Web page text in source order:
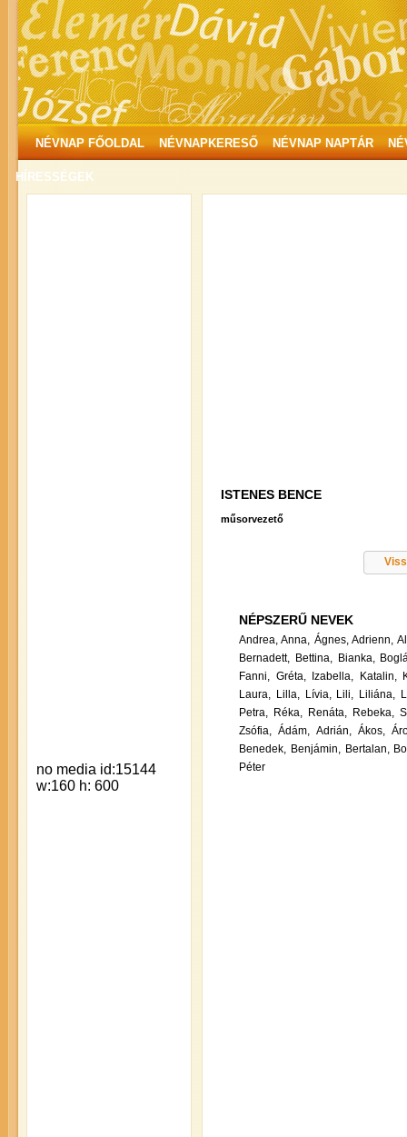
NÉVNAP FŐOLDAL NÉVNAPKERESŐ NÉVNAP NAPTÁR
HÍRESSÉGEK
ISTENES BENCE
műsorvezető
NÉPSZERŰ NEVEK
Andrea, Anna, Ágnes, Adrienn,
Bernadett, Bettina, Bianka,
Fanni, Gréta, Izabella, Katalin,
Laura, Lilla, Lívia, Lili, Liliána,
Petra, Réka, Renáta, Rebeka,
Zsófia, Ádám, Adrián, Ákos,
Benedek, Benjámin, Bertalan,
Péter